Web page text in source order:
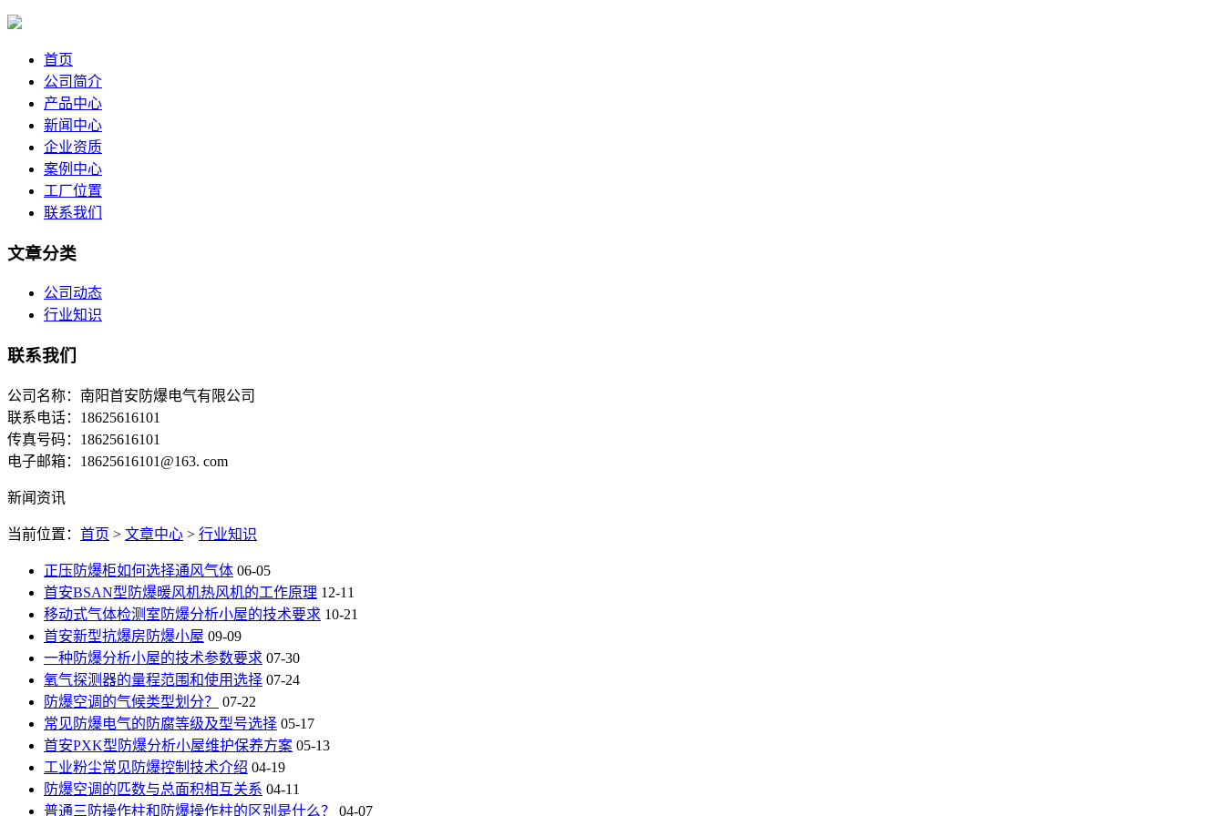
首页
公司简介
产品中心
新闻中心
企业资质
案例中心
工厂位置
联系我们
文章分类
公司动态
行业知识
联系我们
公司名称：南阳首安防爆电气有限公司
联系电话：18625616101
传真号码：18625616101
电子邮箱：18625616101@163. com
新闻资讯
当前位置： 首页 > 文章中心 > 行业知识
正压防爆柜如何选择通风气体 06-05
首安BSAN型防爆暖风机热风机的工作原理 12-11
移动式气体检测室防爆分析小屋的技术要求 10-21
首安新型抗爆房防爆小屋 09-09
一种防爆分析小屋的技术参数要求 07-30
氧气探测器的量程范围和使用选择 07-24
防爆空调的气候类型划分？
07-22
常见防爆电气的防腐等级及型号选择 05-17
首安PXK型防爆分析小屋维护保养方案 05-13
工业粉尘常见防爆控制技术介绍 04-19
防爆空调的匹数与总面积相互关系 04-11
普通三防操作柱和防爆操作柱的区别是什么？
04-07